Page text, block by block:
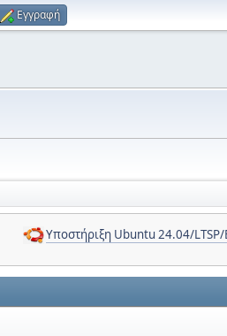
Εγγραφή
Υποστήριξη Ubuntu 24.04/